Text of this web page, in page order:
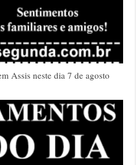
Assis neste dia 7 de agosto